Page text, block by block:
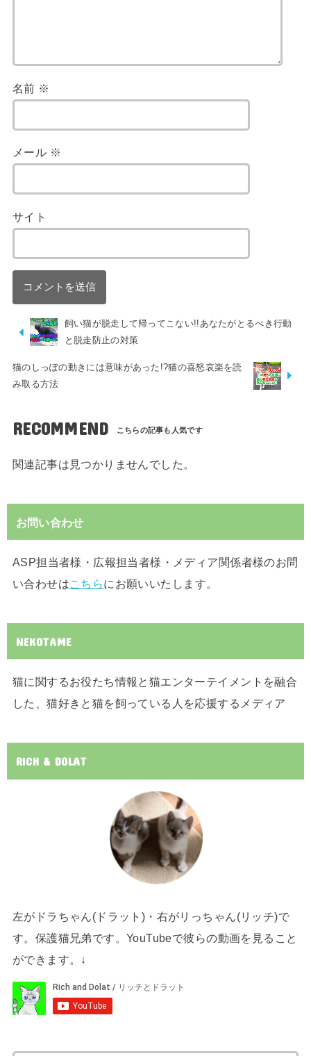
名前 ※
メール ※
サイト
飼い猫が脱走して帰ってこない!!あなたがとるべき行動
と脱走防止の対策
猫のしっぽの動きには意味があった!?猫の喜怒哀楽を読
み取る方法
RECOMMEND
関連記事は見つかりませんでした。
お問い合わせ
ASP担当者様・広報担当者様・メディア関係者様のお問
い合わせはこちらにお願いいたします。
NEKOTAME
猫に関するお役たち情報と猫エンターテイメントを融合
した、猫好きと猫を飼っている人を応援するメディア
RICH & DOLAT
左がドラちゃん(ドラット)・右がリっちゃん(リッチ)で
す。保護猫兄弟です。YouTubeで彼らの動画を見ること
ができます。↓